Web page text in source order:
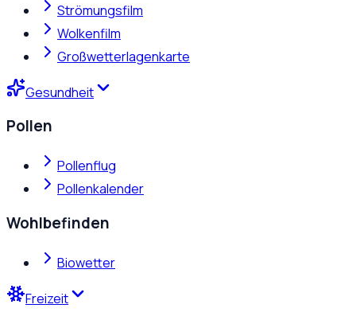
Strömungsfilm
Wolkenfilm
Großwetterlagenkarte
Gesundheit
Pollen
Pollenflug
Pollenkalender
Wohlbefinden
Biowetter
Freizeit